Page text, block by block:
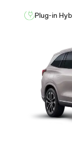
Plug-in